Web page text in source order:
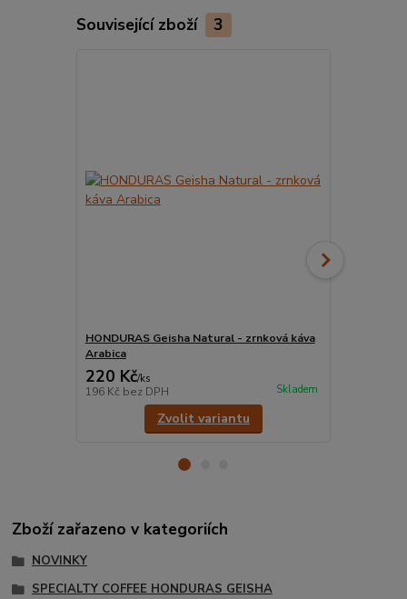
Související zboží 3
HONDURAS Geisha Natural - zrnková káva
Arabica
220 Kč/ks
196 Kč bez DPH Skladem
Zvolit variantu
Zboží zařazeno v kategoriích
NOVINKY
SPECIALTY COFFEE HONDURAS GEISHA